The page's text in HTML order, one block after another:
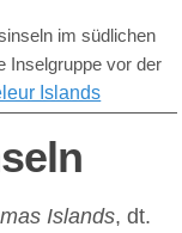
im südlichen
Inselgruppe vor der
Islands
Islands, dt.